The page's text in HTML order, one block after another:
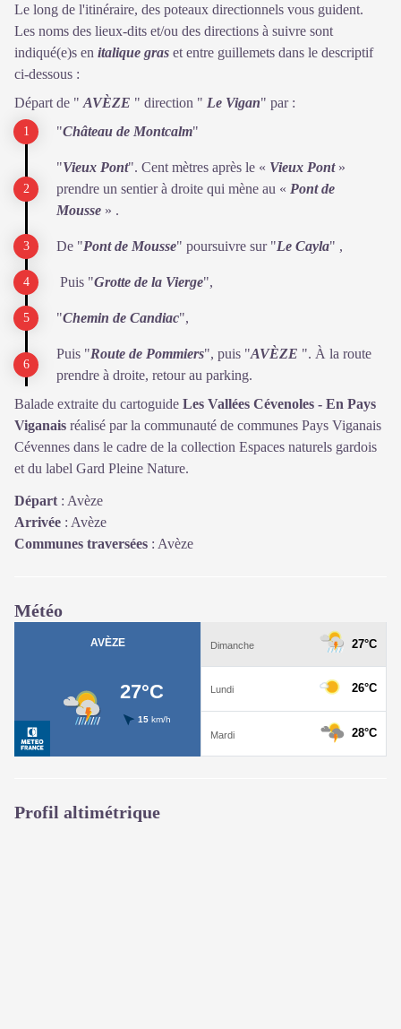
Le long de l'itinéraire, des poteaux directionnels vous guident.
Les noms des lieux-dits et/ou des directions à suivre sont
indiqué(e)s en italique gras et entre guillemets dans le descriptif
ci-dessous :
Départ de " AVÈZE " direction " Le Vigan" par :
"Château de Montcalm"
"Vieux Pont". Cent mètres après le « Vieux Pont»
prendre un sentier à droite qui mène au « Pont de
Mousse » .
De "Pont de Mousse" poursuivre sur "Le Cayla" ,
Puis "Grotte de la Vierge",
"Chemin de Candiac",
Puis "Route de Pommiers", puis "AVÈZE ". À la route
prendre à droite, retour au parking.
Balade extraite du cartoguide Les Vallées Cévenoles - En Pays
Viganais réalisé par la communauté de communes Pays Viganais
Cévennes dans le cadre de la collection Espaces naturels gardois
et du label Gard Pleine Nature.
Départ : Avèze
Arrivée : Avèze
Communes traversées : Avèze
Météo
Profil altimétrique